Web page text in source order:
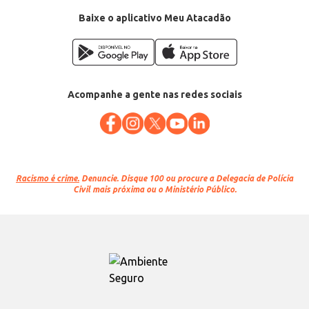
Baixe o aplicativo Meu Atacadão
Acompanhe a gente nas redes sociais
Racismo é crime. Denuncie. Disque 100 ou procure a Delegacia de Polícia
Civil mais próxima ou o Ministério Público.